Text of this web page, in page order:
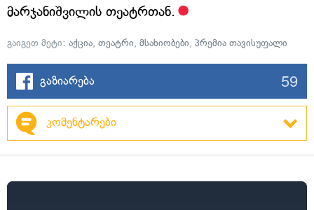
მარჯანიშვილის თეატრთან.
გაიგეთ მეტი: აქცია, თეატრი, მსახიობები, პრემია თავისუფალი
გაზიარება 59
კომენტარები